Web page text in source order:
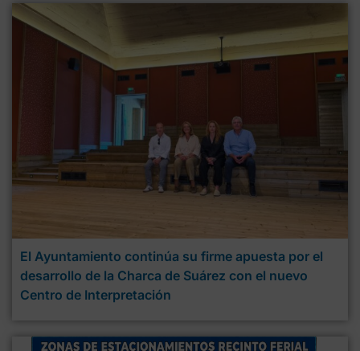
El Ayuntamiento continúa su firme apuesta por el
desarrollo de la Charca de Suárez con el nuevo
Centro de Interpretación